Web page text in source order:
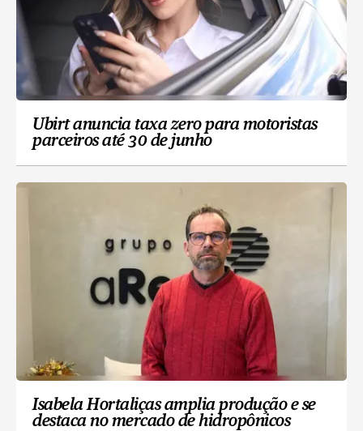
Ubirt anuncia taxa zero para motoristas
parceiros até 30 de junho
Isabela Hortaliças amplia produção e se
destaca no mercado de hidropônicos